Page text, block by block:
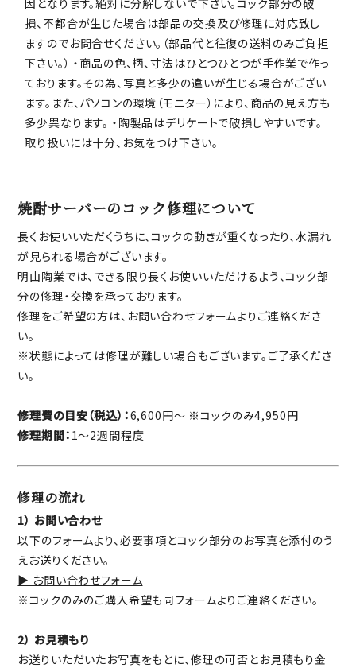
損、不都合が生じた場合は部品の交換及び修理に対応致し
ますのでお問合せください。（部品代と往復の送料のみご負担
下さい。） ・商品の色、柄、寸法はひとつひとつが手作業で作っ
ております。その為、写真と多少の違いが生じる場合がござい
ます。また、パソコンの環境（モニター）により、商品の見え方も
多少異なります。 ・陶製品はデリケートで破損しやすいです。
取り扱いには十分、お気をつけ下さい。
焼酎サーバーのコック修理について
長くお使いいただくうちに、コックの動きが重くなったり、水漏れ
が見られる場合がございます。
明山陶業では、できる限り長くお使いいただけるよう、コック部
分の修理・交換を承っております。
修理をご希望の方は、お問い合わせフォームよりご連絡くださ
い。
※状態によっては修理が難しい場合もございます。ご了承くださ
い。
修理費の目安（税込）：6,600円〜 ※コックのみ4,950円
修理期間： 1〜2週間程度
修理の流れ
1） お問い合わせ
以下のフォームより、必要事項とコック部分のお写真を添付のう
えお送りください。
▶︎ お問い合わせフォーム
※コックのみのご購入希望も同フォームよりご連絡ください。
2） お見積もり
お送りいただいたお写真をもとに、修理の可否とお見積もり金